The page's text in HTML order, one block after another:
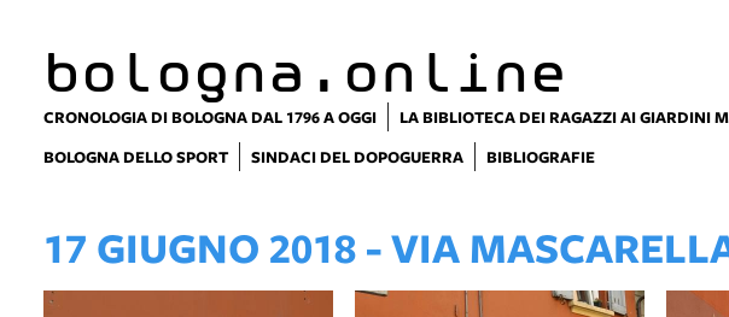
bologna.online
CRONOLOGIA DI BOLOGNA DAL 1796 A OGGI LA BIBLIOTECA DEI RAGAZZI AI GIARDINI
BOLOGNA DELLO SPORT
SINDACI DEL DOPOGUERRA BIBLIOGRAFIE
17 GIUGNO 2018 - VIA